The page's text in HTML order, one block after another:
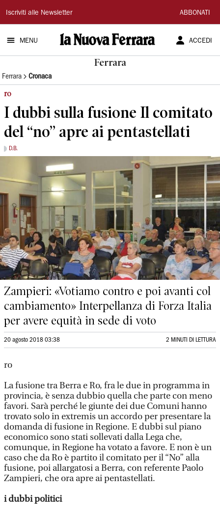
La
Nuova
Ferrara
Iscriviti alle Newsletter ABBONATI
MENU ACCEDI
Ferrara
Ferrara Cronaca
ro
I dubbi sulla fusione Il comitato
del “no” apre ai pentastellati
D.B.
Zampieri: «Votiamo contro e poi avanti col
cambiamento» Interpellanza di Forza Italia
per avere equità in sede di voto
20 agosto 2018 03:38 2 MINUTI DI LETTURA
ro
La fusione tra Berra e Ro, fra le due in programma in
provincia, è senza dubbio quella che parte con meno
favori. Sarà perché le giunte dei due Comuni hanno
trovato solo in extremis un accordo per presentare la
domanda di fusione in Regione. E dubbi sul piano
economico sono stati sollevati dalla Lega che,
comunque, in Regione ha votato a favore. E non è un
caso che da Ro è partito il comitato per il “No” alla
fusione, poi allargatosi a Berra, con referente Paolo
Zampieri, che ora apre ai pentastellati.
i dubbi politici